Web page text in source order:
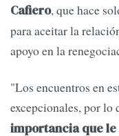
Cafiero, que hace
para aceitar la
apoyo en la
"Los encuentros en
excepcionales, por lo
importancia que le